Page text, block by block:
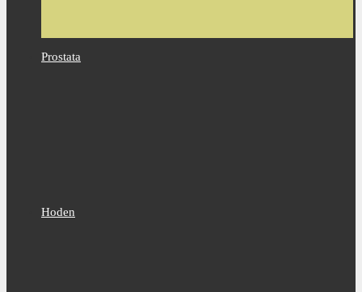
Prostata
Hoden